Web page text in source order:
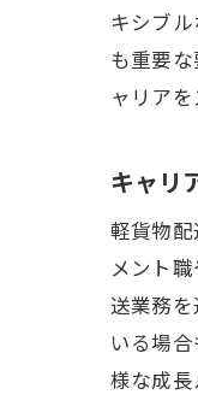
キシブ
も重要
ャリア
キャリ
軽貨物
メント
送業務
いる場
様な成長